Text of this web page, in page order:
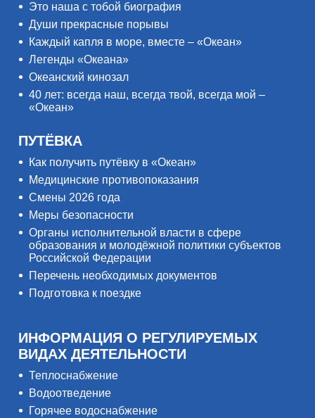
Это наша с тобой биография
Души прекрасные порывы
Каждый капля в море, вместе – «Океан»
Легенды «Океана»
Океанский кинозал
40 лет: всегда наш, всегда твой, всегда мой –
«Океан»
ПУТЁВКА
Как получить путёвку в «Океан»
Медицинские противопоказания
Смены 2026 года
Меры безопасности
Органы исполнительной власти в сфере
образования и молодёжной политики субъектов
Российской Федерации
Перечень необходимых документов
Подготовка к поездке
ИНФОРМАЦИЯ О РЕГУЛИРУЕМЫХ
ВИДАХ ДЕЯТЕЛЬНОСТИ
Теплоснабжение
Водоотведение
Горячее водоснабжение